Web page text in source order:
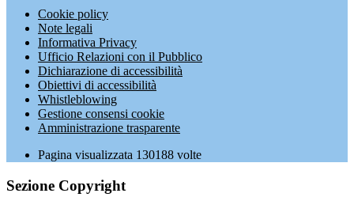
Cookie policy
Note legali
Informativa Privacy
Ufficio Relazioni con il Pubblico
Dichiarazione di accessibilità
Obiettivi di accessibilità
Whistleblowing
Gestione consensi cookie
Amministrazione trasparente
Pagina visualizzata 130188 volte
Sezione Copyright